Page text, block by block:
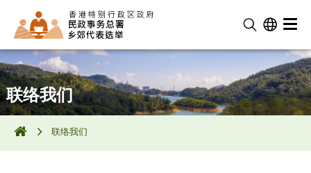
联络我们
联络我们